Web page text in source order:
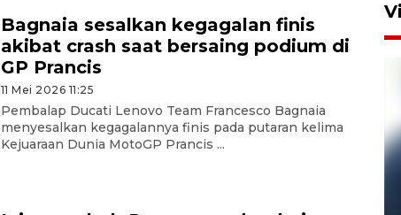
Bagnaia sesalkan kegagalan finis
akibat crash saat bersaing podium di
GP Prancis
11 Mei 2026 11:25
Pembalap Ducati Lenovo Team Francesco Bagnaia
menyesalkan kegagalannya finis pada putaran kelima
Kejuaraan Dunia MotoGP Prancis ...